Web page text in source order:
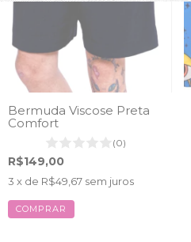
Bermuda Viscose Preta
Comfort
(0)
R$149,00
3 x de R$49,67 sem juros
COMPRAR